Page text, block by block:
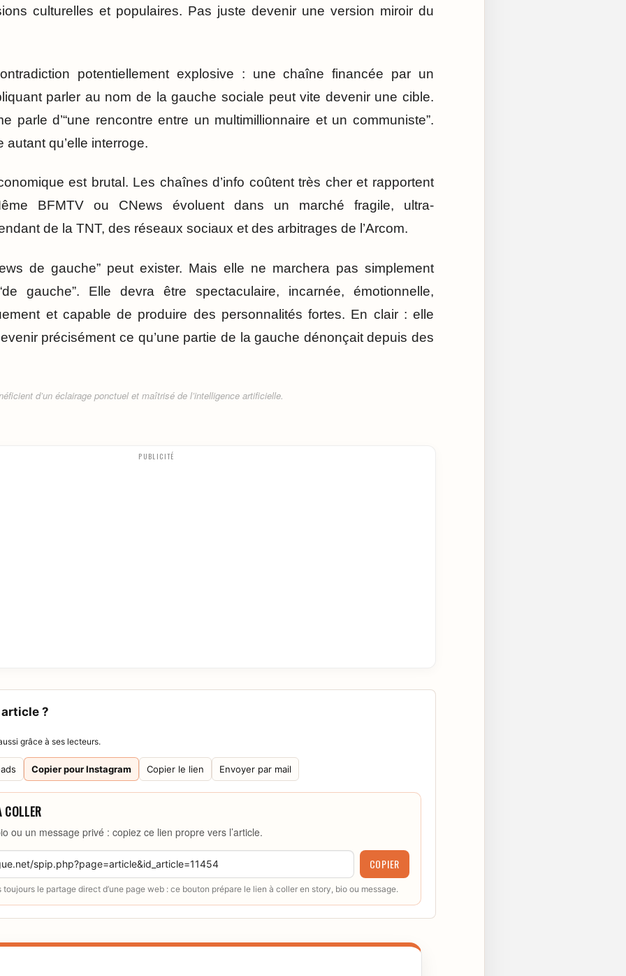
culturelles et populaires. Pas juste devenir une version miroir du
potentiellement explosive : une chaîne financée par un
parler au nom de la gauche sociale peut vite devenir une cible.
parle d’“une rencontre entre un multimillionnaire et un communiste”.
autant qu’elle interroge.
est brutal. Les chaînes d’info coûtent très cher et rapportent
BFMTV ou CNews évoluent dans un marché fragile, ultra-
de la TNT, des réseaux sociaux et des arbitrages de l’Arcom.
de gauche” peut exister. Mais elle ne marchera pas simplement
gauche”. Elle devra être spectaculaire, incarnée, émotionnelle,
et capable de produire des personnalités fortes. En clair : elle
précisément ce qu’une partie de la gauche dénonçait depuis des
d’un éclairage ponctuel et maîtrisé de l’intelligence artificielle.
PUBLICITÉ
?
grâce à ses lecteurs.
Copier pour Instagram Copier le lien Envoyer par mail
ou un message privé : copiez ce lien propre vers l’article.
COPIER
toujours le partage direct d’une page web : ce bouton prépare le lien à coller en story, bio ou message.